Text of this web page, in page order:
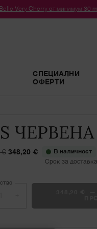
Very Cherry от минимум 30
СПЕЦИАЛНИ
ОФЕРТИ
ЧЕРВЕНА
€ 348,20 €
В наличност
Срок за